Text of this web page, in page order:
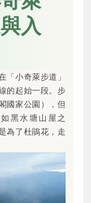
入
「小奇萊步道」
的起始一段。步
國家公園），但
黑水塘山屋之
為了杜鵑花，走